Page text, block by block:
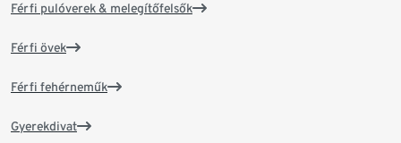
Férfi pulóverek & melegítőfelsők
Férfi övek
Férfi fehérneműk
Gyerekdivat